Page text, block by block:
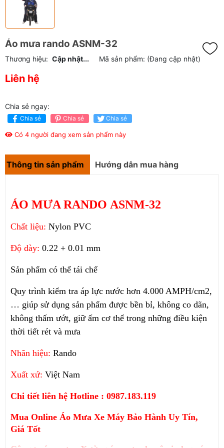
Áo mưa rando ASNM-32
Thương hiệu: Cập nhật... Mã sản phẩm: (Đang cập nhật)
Liên hệ
Chia sẻ ngay:
Chia sẻ Chia sẻ Chia sẻ
Có 4 người đang xem sản phẩm này
Thông tin sản phẩm Hướng dẫn mua hàng
ÁO MƯA RANDO ASNM-32
Chất liệu: Nylon PVC
Độ dày: 0.22 + 0.01 mm
Sản phẩm có thể tái chế
Quy trình kiểm tra áp lực nước hơn 4.000 AMPH/cm2,
… giúp sử dụng sản phẩm được bền bỉ, không co dãn,
không thấm ướt, giữ ấm cơ thể trong những điều kiện
thời tiết rét và mưa
Nhãn hiệu: Rando
Xuất xứ: Việt Nam
Chi tiết liên hệ Hotline : 0987.183.119
Mua Online Áo Mưa Xe Máy Bảo Hành Uy Tín,
Giá Tốt